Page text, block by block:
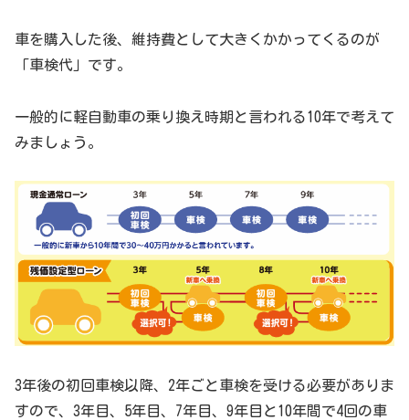
車を購入した後、維持費として大きくかかってくるのが
「車検代」です。
一般的に軽自動車の乗り換え時期と言われる10年で考えて
みましょう。
3年後の初回車検以降、2年ごと車検を受ける必要がありま
すので、3年目、5年目、7年目、9年目と10年間で4回の車